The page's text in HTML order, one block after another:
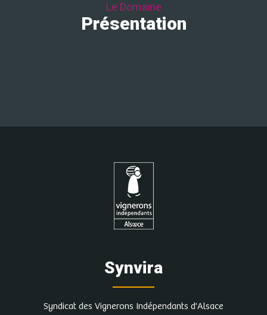
Le Domaine
Présentation
Synvira
Syndicat des Vignerons Indépendants d'Alsace